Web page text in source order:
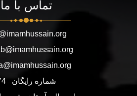
تماس با ما
شماره رایگان